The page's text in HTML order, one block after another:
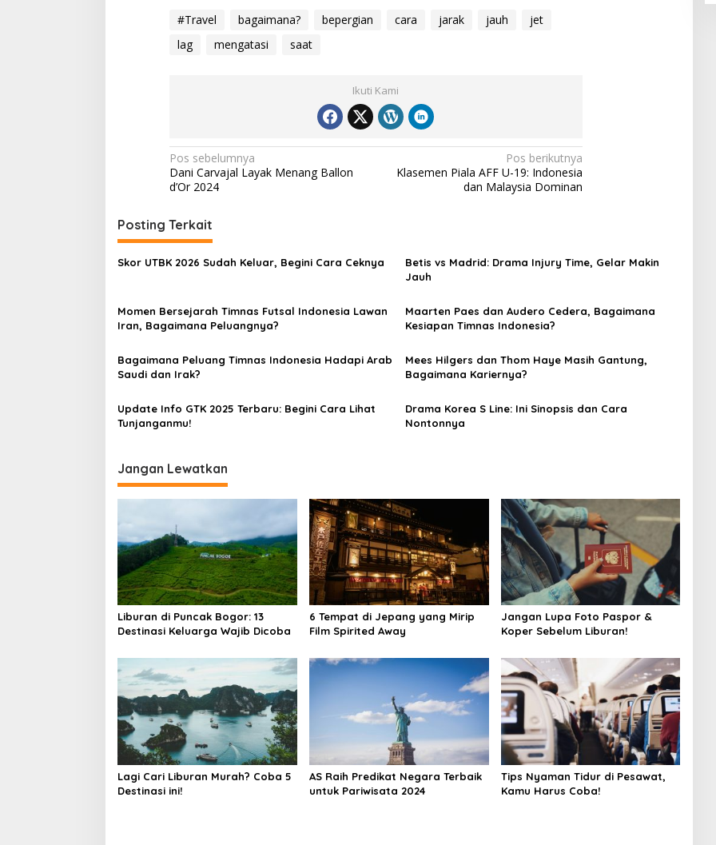
#Travel bagaimana? bepergian cara jarak jauh
jet
lag
mengatasi saat
Ikuti Kami
Navigasi
pos
Pos sebelumnya
Dani Carvajal Layak Menang Ballon
d’Or 2024
Pos berikutnya
Klasemen Piala AFF U-19: Indonesia
dan Malaysia Dominan
Posting Terkait
Skor UTBK 2026 Sudah Keluar, Begini Cara Ceknya
Betis vs Madrid: Drama Injury Time, Gelar Makin
Jauh
Momen Bersejarah Timnas Futsal Indonesia Lawan
Iran, Bagaimana Peluangnya?
Maarten Paes dan Audero Cedera, Bagaimana
Kesiapan Timnas Indonesia?
Bagaimana Peluang Timnas Indonesia Hadapi Arab
Saudi dan Irak?
Mees Hilgers dan Thom Haye Masih Gantung,
Bagaimana Kariernya?
Update Info GTK 2025 Terbaru: Begini Cara Lihat
Tunjanganmu!
Drama Korea S Line: Ini Sinopsis dan Cara
Nontonnya
Jangan Lewatkan
Liburan di Puncak Bogor: 13
Destinasi Keluarga Wajib Dicoba
6 Tempat di Jepang yang Mirip
Film Spirited Away
Jangan Lupa Foto Paspor &
Koper Sebelum Liburan!
Lagi Cari Liburan Murah? Coba 5
Destinasi ini!
AS Raih Predikat Negara Terbaik
untuk Pariwisata 2024
Tips Nyaman Tidur di Pesawat,
Kamu Harus Coba!